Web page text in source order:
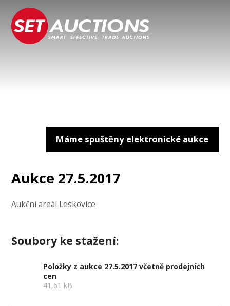
Máme spuštěny elektronické aukce
Aukce 27.5.2017
Aukční areál Leskovice
Soubory ke stažení:
Položky z aukce 27.5.2017 včetně prodejních
cen
41,61 kB